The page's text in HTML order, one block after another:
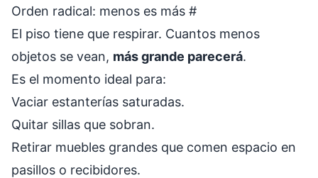
Orden radical: menos es más #
El piso tiene que respirar. Cuantos menos
objetos se vean, más grande parecerá.
Es el momento ideal para:
Vaciar estanterías saturadas.
Quitar sillas que sobran.
Retirar muebles grandes que comen espacio en
pasillos o recibidores.